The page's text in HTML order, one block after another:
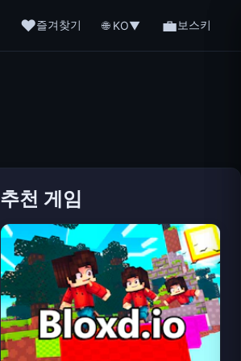
❤️즐겨찾기 🌐 KO▼ 💼보스키
추천 게임